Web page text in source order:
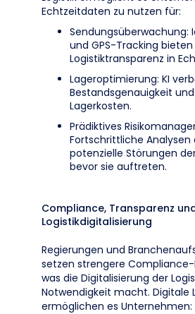
Echtzeitdaten zu nutzen für:
Sendungsüberwachung:
und GPS-Tracking bieten
Logistiktransparenz in
Lageroptimierung: KI
Bestandsgenauigkeit
Lagerkosten.
Prädiktives
Fortschrittliche Analysen
potenzielle Störungen
bevor sie auftreten.
Compliance, Transparenz
Logistikdigitalisierung
Regierungen und
setzen strengere
was die Digitalisierung der
Notwendigkeit macht. Digitale
ermöglichen es Unternehmen: